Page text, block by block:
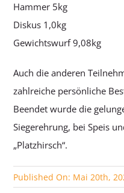
Hammer 5kg
Diskus 1,0kg
Gewichtswurf
Auch die anderen
zahlreiche persönliche
Beendet wurde die
Siegerehrung, bei Speis
„Platzhirsch“.
Published On: Mai 20th,